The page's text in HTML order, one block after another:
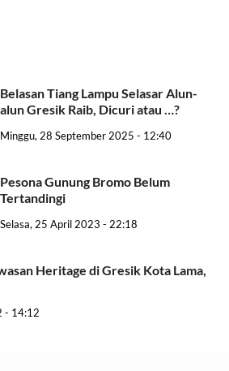
Belasan Tiang Lampu Selasar Alun-
alun Gresik Raib, Dicuri atau …?
Minggu, 28 September 2025 - 12:40
Pesona Gunung Bromo Belum
Tertandingi
Selasa, 25 April 2023 - 22:18
Heritage di Gresik Kota Lama,
- 14:12